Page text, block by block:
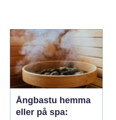
Ångbastu hemma
eller på spa: